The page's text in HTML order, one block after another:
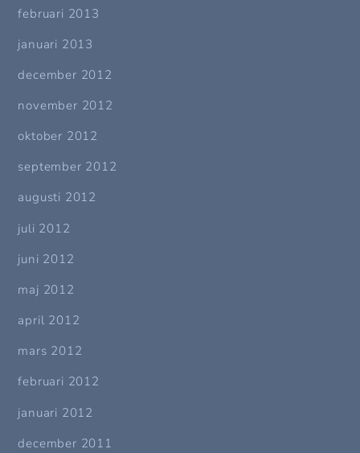
februari 2013
januari 2013
december 2012
november 2012
oktober 2012
september 2012
augusti 2012
juli 2012
juni 2012
maj 2012
april 2012
mars 2012
februari 2012
januari 2012
december 2011